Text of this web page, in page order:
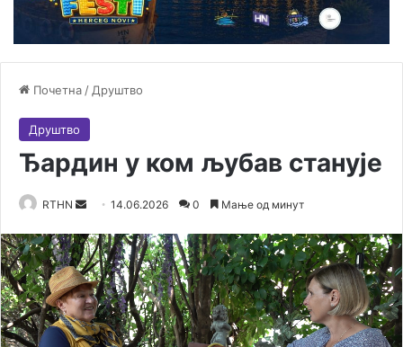
Почетна / Друштво
Друштво
Ђардин у ком љубав станује
RTHN
n
d
a
n
e
14.06.2026 0 Мање од минут